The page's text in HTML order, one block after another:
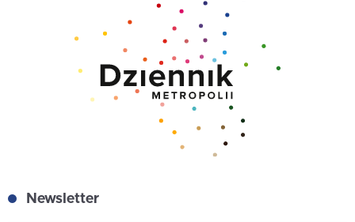
Newsletter